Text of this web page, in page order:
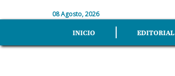
08 Agosto, 2026
INICIO EDITORIAL